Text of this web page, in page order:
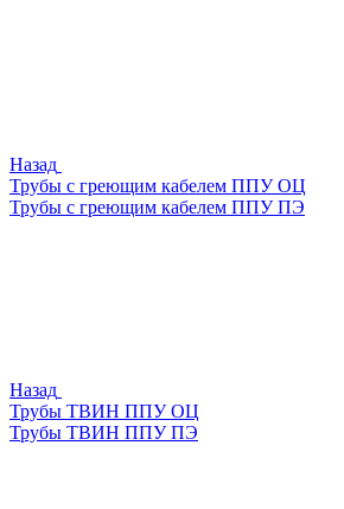
Назад
Трубы с греющим кабелем ППУ ОЦ
Трубы с греющим кабелем ППУ ПЭ
Назад
Трубы ТВИН ППУ ОЦ
Трубы ТВИН ППУ ПЭ